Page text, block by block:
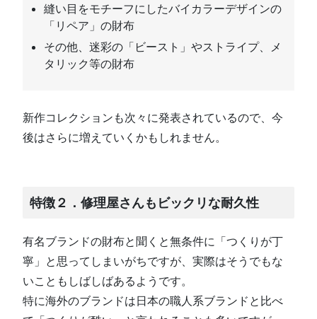
縫い目をモチーフにしたバイカラーデザインの
「リペア」の財布
その他、迷彩の「ビースト」やストライプ、メ
タリック等の財布
新作コレクションも次々に発表されているので、今
後はさらに増えていくかもしれません。
特徴２．修理屋さんもビックリな耐久性
有名ブランドの財布と聞くと無条件に「つくりが丁
寧」と思ってしまいがちですが、実際はそうでもな
いこともしばしばあるようです。
特に海外のブランドは日本の職人系ブランドと比べ